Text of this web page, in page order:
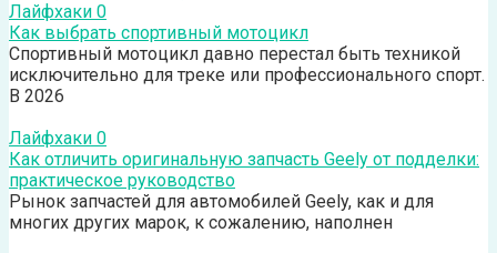
Лайфхаки 0
Как выбрать спортивный мотоцикл
Спортивный мотоцикл давно перестал быть техникой
исключительно для треке или профессионального спорт.
В 2026
Лайфхаки 0
Как отличить оригинальную запчасть Geely от подделки:
практическое руководство
Рынок запчастей для автомобилей Geely, как и для
многих других марок, к сожалению, наполнен